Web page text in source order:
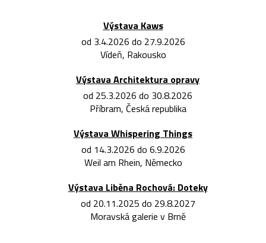
Výstava Kaws
od 3.4.2026 do 27.9.2026
Vídeň, Rakousko
Výstava Architektura opravy
od 25.3.2026 do 30.8.2026
Příbram, Česká republika
Výstava Whispering Things
od 14.3.2026 do 6.9.2026
Weil am Rhein, Německo
Výstava Liběna Rochová: Doteky
od 20.11.2025 do 29.8.2027
Moravská galerie v Brně